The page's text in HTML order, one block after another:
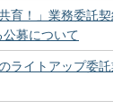
育！」業務委託契
募について
ライトアップ委託